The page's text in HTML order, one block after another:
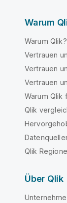
Warum
Warum Qlik?
Vertrauen
Vertrauen
Vertrauen
Warum Qlik
Qlik
Qlik
Über Qlik